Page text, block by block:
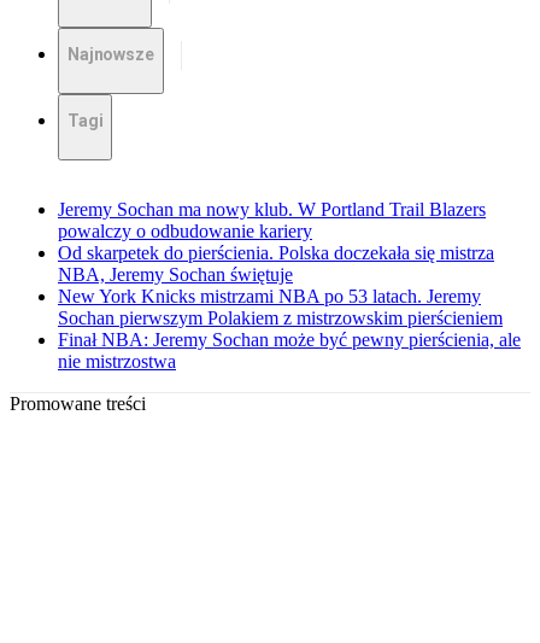
Najnowsze
Tagi
Jeremy Sochan ma nowy klub. W Portland Trail Blazers
powalczy o odbudowanie kariery
Od skarpetek do pierścienia. Polska doczekała się mistrza
NBA, Jeremy Sochan świętuje
New York Knicks mistrzami NBA po 53 latach. Jeremy
Sochan pierwszym Polakiem z mistrzowskim pierścieniem
Finał NBA: Jeremy Sochan może być pewny pierścienia, ale
nie mistrzostwa
Promowane treści